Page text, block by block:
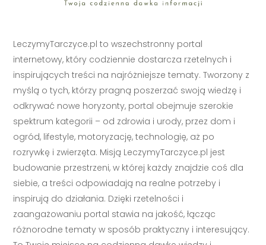
LeczymyTarczyce.pl to wszechstronny portal
internetowy, który codziennie dostarcza rzetelnych i
inspirujących treści na najróżniejsze tematy. Tworzony z
myślą o tych, którzy pragną poszerzać swoją wiedzę i
odkrywać nowe horyzonty, portal obejmuje szerokie
spektrum kategorii – od zdrowia i urody, przez dom i
ogród, lifestyle, motoryzację, technologię, aż po
rozrywkę i zwierzęta. Misją LeczymyTarczyce.pl jest
budowanie przestrzeni, w której każdy znajdzie coś dla
siebie, a treści odpowiadają na realne potrzeby i
inspirują do działania. Dzięki rzetelności i
zaangażowaniu portal stawia na jakość, łącząc
różnorodne tematy w sposób praktyczny i interesujący.